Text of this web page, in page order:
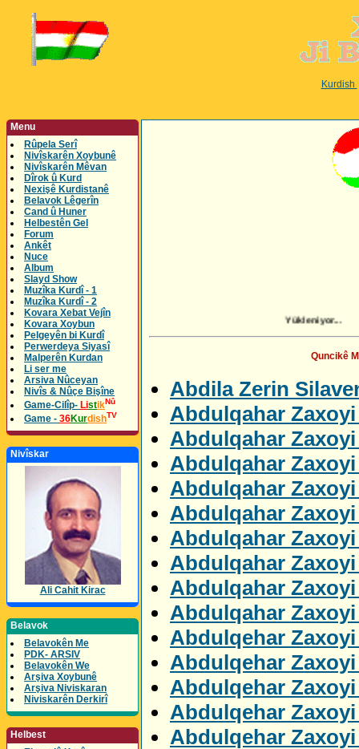
Kurdish
Menu
Rûpela Serî
Nivîskarên Xoybunê
Nivîskarên Mêvan
Dîrok û Kurd
Nexişê Kurdistanê
Belavok Lêgerîn
Cand û Huner
Helbestên Gel
Forum
Ankêt
Nuce
Album
Slayd Show
Muzîka Kurdî - 1
Muzîka Kurdî - 2
Kovara Xebat Vejîn
Kovara Xoybun
Pelgeyên bi Kurdî
Perwerdeya Siyasî
Malperên Kurdan
Li ser me
Arsiva Nûceyan
Nivîs & Nûçe Bişîne
Game-Cilîp- ListikNû
Game - 36KurdishTV
Nivîskar
Ali Cahit Kirac
Belavok
Belavokên Me
PDK- ARSIV
Belavokên We
Arşiva Xoybunê
Arşiva Niviskaran
Niviskarên Derkirî
Helbest
Quncikê
Abdila Zerin
Abdulqahar
Abdulqahar
Abdulqahar
Abdulqahar
Abdulqahar
Abdulqahar
Abdulqahar
Abdulqahar
Abdulqahar
Abdulqehar
Abdulqehar
Abdulqehar
Abdulqehar Zaxoyi
Abdulqehar